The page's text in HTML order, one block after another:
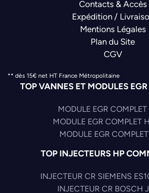
Contacts & Accès
Expédition /
Mentions Légales
Plan du Site
CGV
** dès 15€ net HT France Métropolitaine
TOP VANNES ET MODULES
MODULE EGR
MODULE EGR COMPLET
MODULE EGR
TOP INJECTEURS HP
INJECTEUR CR SIEMENS
INJECTEUR CR BOSCH